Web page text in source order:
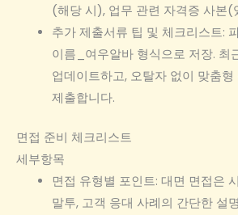
(해당 시), 업무 관련 자격증 사본(
추가 제출서류 팁 및 체크리스트:
이름_여우알바 형식으로 저장. 최
업데이트하고, 오탈자 없이 맞춤
제출합니다.
면접 준비 체크리스트
세부항목
면접 유형별 포인트: 대면 면접은
말투, 고객 응대 사례의 간단한 설